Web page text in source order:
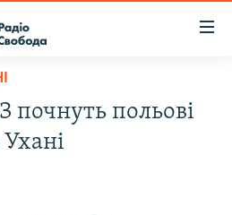
почнуть польові